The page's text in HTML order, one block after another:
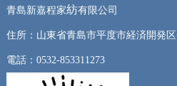
青島新嘉程家紡有限公司
住所：山東省青島市平度市経済開発
電話：0532-853311273